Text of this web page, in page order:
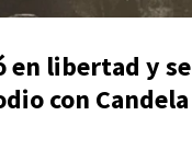
en libertad y se
con Candela